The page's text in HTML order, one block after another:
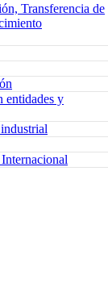
Transferencia de
entidades y